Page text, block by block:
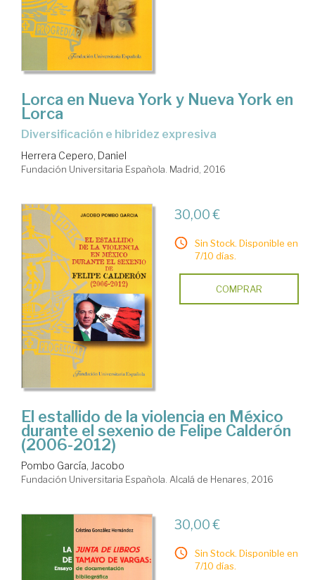
Lorca en Nueva York y Nueva York en
Lorca
diversificación e hibridez expresiva
Herrera Cepero, Daniel
Fundación Universitaria Española. Madrid, 2016
30,00 €
Sin Stock. Disponible en
7/10 días.
COMPRAR
El estallido de la violencia en México
durante el sexenio de Felipe Calderón
(2006-2012)
Pombo García, Jacobo
Fundación Universitaria Española. Alcalá de Henares, 2016
30,00 €
Sin Stock. Disponible en
7/10 días.